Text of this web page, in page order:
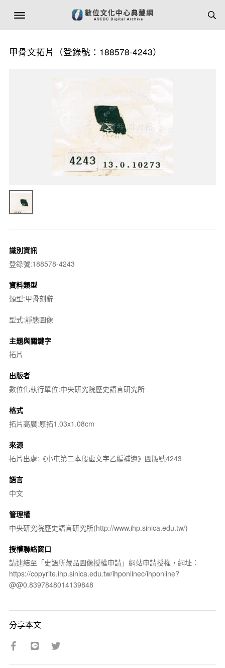
甲骨文拓片（登錄號：188578-4243）
識別資訊
登錄號:188578-4243
資料類型
類型:甲骨刻辭
型式:靜態圖像
主題與關鍵字
拓片
出版者
數位化執行單位:中央研究院歷史語言研究所
格式
拓片高廣:原拓1.03x1.08cm
來源
拓片出處:《小屯第二本殷虛文字乙編補遺》圖版號4243
語言
中文
管理權
中央研究院歷史語言研究所(http://www.ihp.sinica.edu.tw/)
授權聯絡窗口
請連結至「史語所藏品圖像授權申請」網站申請授權，網址：
https://copyrite.ihp.sinica.edu.tw/ihponlinec/ihponline?
@@0.8397848014139848
分享本文